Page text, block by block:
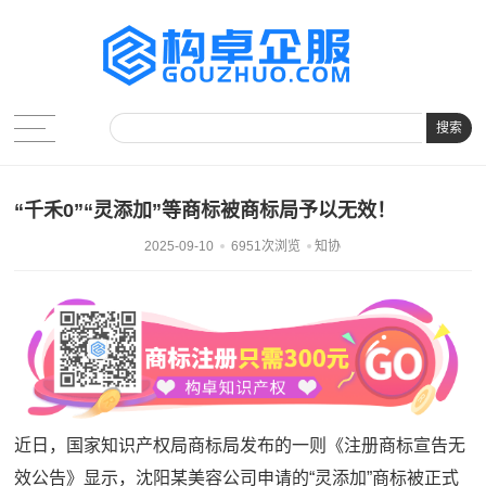
搜索
“千禾0”“灵添加”等商标被商标局予以无效！
2025-09-10 6951次浏览 知协
近日，国家知识产权局商标局发布的一则《注册商标宣告无
效公告》显示，沈阳某美容公司申请的“灵添加”商标被正式